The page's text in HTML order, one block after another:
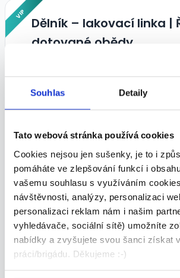
Souhlas Detaily
Tato webová stránka používá cookies
Cookies nejsou jen sušenky, je to i
pomáháte ve zlepšování funkcí i
vašemu souhlasu s využíváním
návštěvnosti, analýzy, personalizaci
personalizaci reklam nám i našim
vyhledávače, sociální sítě) umožníte
nabídky a zvyšujete svou šanci získat
práci/brigádu. Děkujeme :-)
VIP
Dělník – lakovací linka |
dotované obědy
05.08.2026
VIP
Dělník ve výrobě
bonus za doporučení
30 000 - 30 000 Kč/měs.
FORCE TRADE s.r.o. • Náchod
03.08.2026